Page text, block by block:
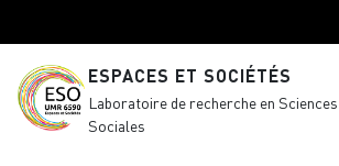
ESPACES ET SOCIÉTÉS
Laboratoire de recherche en
Sociales